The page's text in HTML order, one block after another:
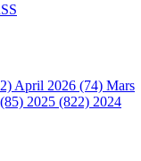
April 2026 (74) Mars
2025 (822) 2024